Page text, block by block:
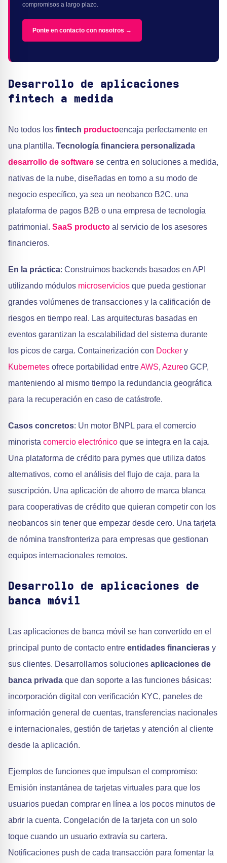
compromisos a largo plazo.
Ponte en contacto con nosotros →
Desarrollo de aplicaciones
fintech a medida
No todos los fintech productoencaja perfectamente en
una plantilla. Tecnología financiera personalizada
desarrollo de software se centra en soluciones a medida,
nativas de la nube, diseñadas en torno a su modo de
negocio específico, ya sea un neobanco B2C, una
plataforma de pagos B2B o una empresa de tecnología
patrimonial. SaaS producto al servicio de los asesores
financieros.
En la práctica: Construimos backends basados en API
utilizando módulos microservicios que pueda gestionar
grandes volúmenes de transacciones y la calificación de
riesgos en tiempo real. Las arquitecturas basadas en
eventos garantizan la escalabilidad del sistema durante
los picos de carga. Containerización con Docker y
Kubernetes ofrece portabilidad entreAWS, Azureo GCP,
manteniendo al mismo tiempo la redundancia geográfica
para la recuperación en caso de catástrofe.
Casos concretos: Un motor BNPL para el comercio
minorista comercio electrónico que se integra en la caja.
Una plataforma de crédito para pymes que utiliza datos
alternativos, como el análisis del flujo de caja, para la
suscripción. Una aplicación de ahorro de marca blanca
para cooperativas de crédito que quieran competir con los
neobancos sin tener que empezar desde cero. Una tarjeta
de nómina transfronteriza para empresas que gestionan
equipos internacionales remotos.
Desarrollo de aplicaciones de
banca móvil
Las aplicaciones de banca móvil se han convertido en el
principal punto de contacto entre entidades financieras y
sus clientes. Desarrollamos soluciones aplicaciones de
banca privada que dan soporte a las funciones básicas:
incorporación digital con verificación KYC, paneles de
información general de cuentas, transferencias nacionales
e internacionales, gestión de tarjetas y atención al cliente
desde la aplicación.
Ejemplos de funciones que impulsan el compromiso:
Emisión instantánea de tarjetas virtuales para que los
usuarios puedan comprar en línea a los pocos minutos de
abrir la cuenta. Congelación de la tarjeta con un solo
toque cuando un usuario extravía su cartera.
Notificaciones push de cada transacción para fomentar la